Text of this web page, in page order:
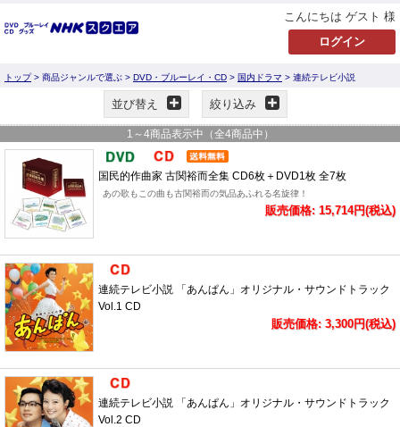
こんにちは ゲスト 様
トップ> 商品ジャンルで選ぶ > DVD・ブルーレイ・CD > 国内ドラマ > 連続テレビ小説
並び替え 絞り込み
1 ～ 4商品表示中（全4商品中）
国民的作曲家 古関裕而全集 CD6枚＋DVD1枚 全7枚
あの歌もこの曲も古関裕而の気品あふれる名旋律！
販売価格: 15,714円(税込)
連続テレビ小説 「あんぱん」オリジナル・サウンドトラック
Vol.1 CD
販売価格: 3,300円(税込)
連続テレビ小説 「あんぱん」オリジナル・サウンドトラック
Vol.2 CD